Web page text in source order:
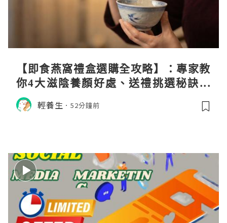
【即食燕窩禮盒選購全攻略】：專家教
你4大滋陰養顏好處、送禮挑選秘訣與
日常食用心得
輕養生 52分鐘前